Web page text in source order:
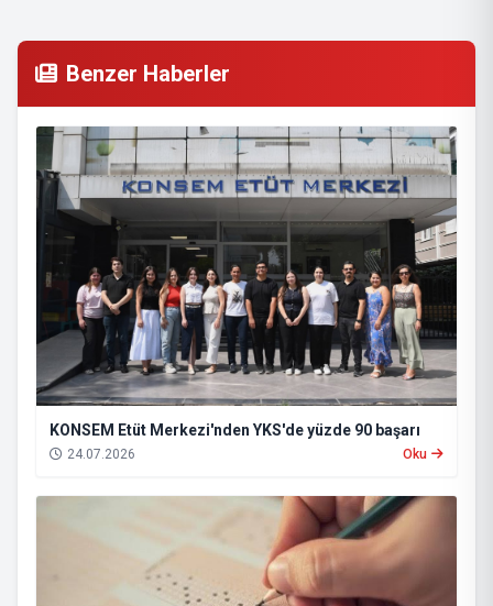
Benzer Haberler
KONSEM Etüt Merkezi'nden YKS'de yüzde 90 başarı
24.07.2026 Oku